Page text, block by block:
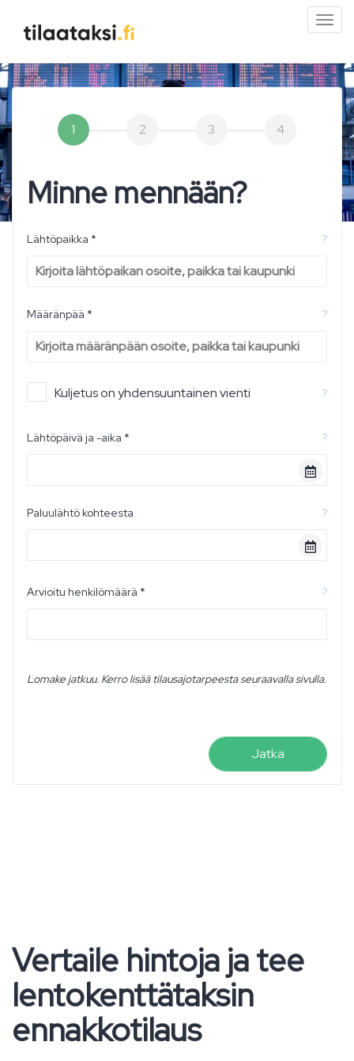
1 2 3 4
Minne mennään?
Lähtöpaikka * ?
Määränpää * ?
Kuljetus on yhdensuuntainen vienti ?
Lähtöpäivä ja -aika * ?
Paluulähtö kohteesta ?
Arvioitu henkilömäärä * ?
Lomake jatkuu. Kerro lisää tilausajotarpeesta seuraavalla sivulla.
Jatka
Vertaile hintoja ja tee
lentokenttätaksin
ennakkotilaus